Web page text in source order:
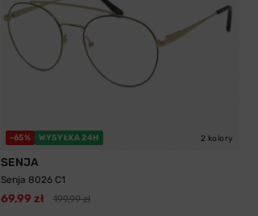
-65% WYSYŁKA 24H 2 kolory
SENJA
Senja 8026 C1
69,99 zł 199,99 zł